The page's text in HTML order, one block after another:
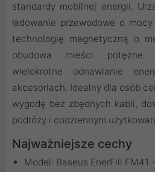
standardy mobilnej energii.
ładowanie przewodowe o
technologię magnetyczną o
obudowa mieści potężne
wielokrotne odnawianie
akcesoriach. Idealny dla osób
wygodę bez zbędnych kabli,
podróży i codziennym
Najważniejsze cechy
Model: Baseus EnerFill FM41